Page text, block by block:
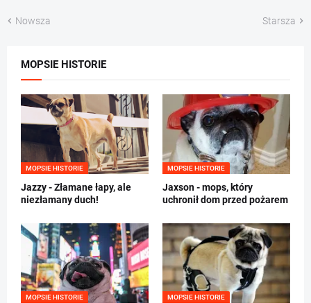
Nowsza Starsza
MOPSIE HISTORIE
MOPSIE HISTORIE
Jazzy - Złamane łapy, ale
niezłamany duch!
MOPSIE HISTORIE
Jaxson - mops, który
uchronił dom przed pożarem
MOPSIE HISTORIE MOPSIE HISTORIE